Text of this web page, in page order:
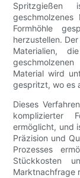
geschmolzenes
Formhöhle
herzustellen.
Materialien,
Material wird
gespritzt, wo es
Dieses
komplizierter
ermöglicht, und
Präzision und
Prozesses
Stückkosten
Marktnachfrage